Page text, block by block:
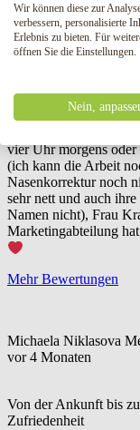
Die Einstellung des
heute nach meinem
Nachnamen weiß ich
Stunden um mich
vier Uhr morgens
(ich kann die Arbeit
Nasenkorrektur noch
sehr nett und auch
Namen nicht), Frau
Marketingabteilung
Mehr Bewertungen
Michaela Niklasova
vor 4 Monaten
Von der Ankunft bis
Zufriedenheit
Wir können diese zur
verbessern, personalisierte
Erlebnis zu bieten. Für
öffnen Sie die Einstellungen.
Nein,